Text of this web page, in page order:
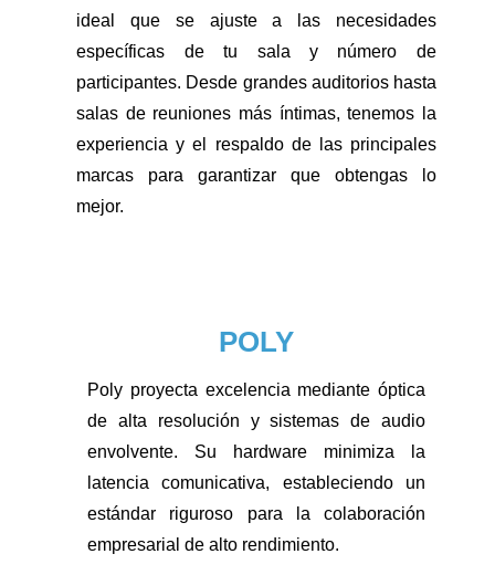
ideal que se ajuste a las necesidades
específicas de tu sala y número de
participantes. Desde grandes auditorios hasta
salas de reuniones más íntimas, tenemos la
experiencia y el respaldo de las principales
marcas para garantizar que obtengas lo
mejor.
POLY
Poly proyecta excelencia mediante óptica
de alta resolución y sistemas de audio
envolvente. Su hardware minimiza la
latencia comunicativa, estableciendo un
estándar riguroso para la colaboración
empresarial de alto rendimiento.